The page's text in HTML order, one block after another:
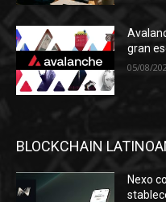
gran
05/08/
BLOCKCHAIN
Nexo